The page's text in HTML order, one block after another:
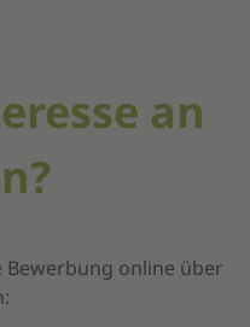
an
Bewerbung online über